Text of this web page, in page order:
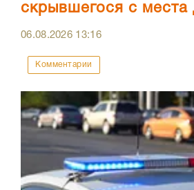
скрывшегося с места
06.08.2026 13:16
Комментарии